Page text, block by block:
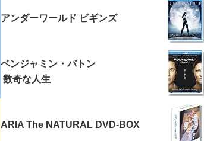
アンダーワールド ビギンズ
ベンジャミン・バトン
数奇な人生
ARIA The NATURAL DVD-BOX